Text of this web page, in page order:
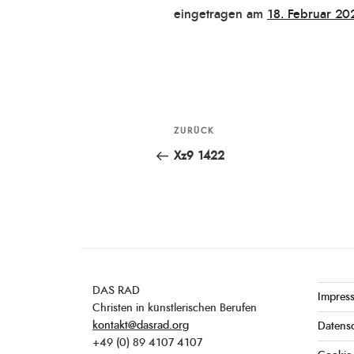
eingetragen am Veröffentlicht
18. Februar
Beitragsnavigation
Vorheriger
Beitrag
ZURÜCK
Xz9 1422
DAS RAD
Christen in künstlerischen Berufen
kontakt@dasrad.org
+49 (0) 89 4107 4107